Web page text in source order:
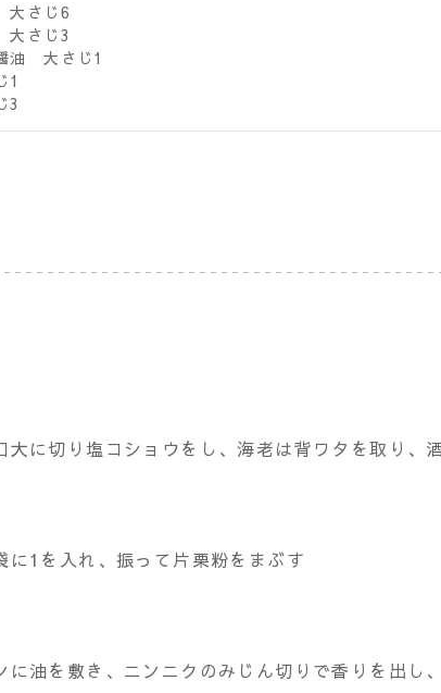
大さじ6
さじ3
油 大さじ1
1
3
大に切り塩コショウをし、海老は背ワタを取り、
に1を入れ、振って片栗粉をまぶす
に油を敷き、ニンニクのみじん切りで香りを出し